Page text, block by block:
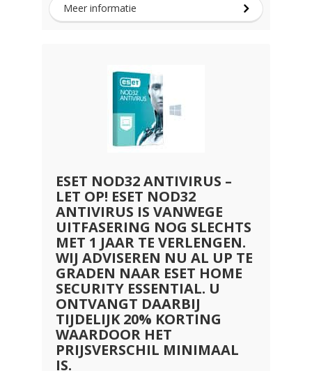
Meer informatie
ESET NOD32 ANTIVIRUS –
LET OP! ESET NOD32
ANTIVIRUS IS VANWEGE
UITFASERING NOG SLECHTS
MET 1 JAAR TE VERLENGEN.
WIJ ADVISEREN NU AL UP TE
GRADEN NAAR ESET HOME
SECURITY ESSENTIAL. U
ONTVANGT DAARBIJ
TIJDELIJK 20% KORTING
WAARDOOR HET
PRIJSVERSCHIL MINIMAAL
IS.